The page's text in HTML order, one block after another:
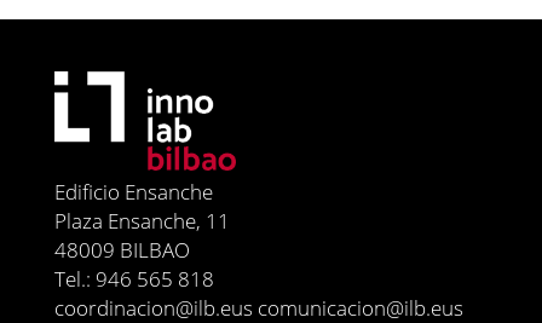
Edificio Ensanche
Plaza Ensanche, 11
48009 BILBAO
Tel.: 946 565 818
coordinacion@ilb.eus comunicacion@ilb.eus